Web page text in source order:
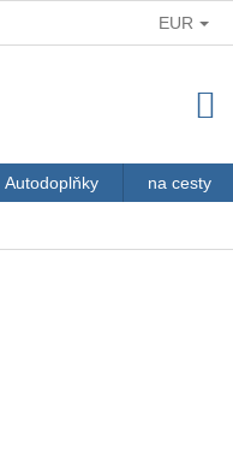
EUR
Autodoplňky na cesty